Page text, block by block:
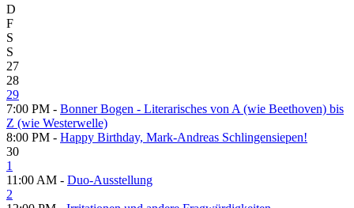
D
F
S
S
27
28
29
7:00 PM - Bonner Bogen - Literarisches von A (wie Beethoven) bis
Z (wie Westerwelle)
8:00 PM - Happy Birthday, Mark-Andreas Schlingensiepen!
30
1
11:00 AM - Duo-Ausstellung
2